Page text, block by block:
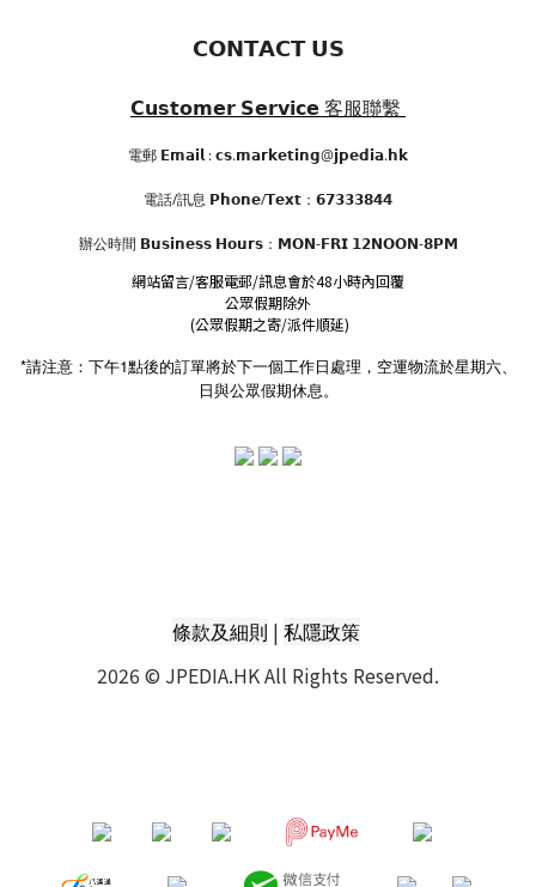
𝗖𝗢𝗡𝗧𝗔𝗖𝗧 𝗨𝗦
𝗖𝘂𝘀𝘁𝗼𝗺𝗲𝗿 𝗦𝗲𝗿𝘃𝗶𝗰𝗲 客服聯繫
電郵 𝗘𝗺𝗮𝗶𝗹 : 𝗰𝘀.𝗺𝗮𝗿𝗸𝗲𝘁𝗶𝗻𝗴@𝗷𝗽𝗲𝗱𝗶𝗮.𝗵𝗸
電話/訊息 𝗣𝗵𝗼𝗻𝗲/𝗧𝗲𝘅𝘁：𝟲𝟳𝟯𝟯𝟯𝟴𝟰𝟰
辦公時間 𝗕𝘂𝘀𝗶𝗻𝗲𝘀𝘀 𝗛𝗼𝘂𝗿𝘀：𝗠𝗢𝗡-𝗙𝗥𝗜 𝟭𝟮𝗡𝗢𝗢𝗡-𝟴𝗣𝗠
網站留言/客服電郵/訊息會於48小時內回覆
公眾假期除外
(公眾假期之寄/派件順延)
*請注意：下午1點後的訂單將於下一個工作日處理，空運物流於星期六、
日與公眾假期休息。
條款及細則 | 私隱政策
2026 © JPEDIA.HK All Rights Reserved.